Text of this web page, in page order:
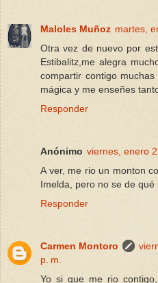
Maloles Muñoz martes,
Otra vez de nuevo por
Estibalitz,me alegra
compartir contigo
mágica y me enseñes
Responder
Anónimo viernes, enero
A ver, me rio un monton
Imelda, pero no se de
Responder
Carmen Montoro
p. m.
Yo si que me rio